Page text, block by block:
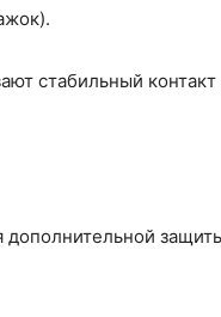
стабильный
дополнительной